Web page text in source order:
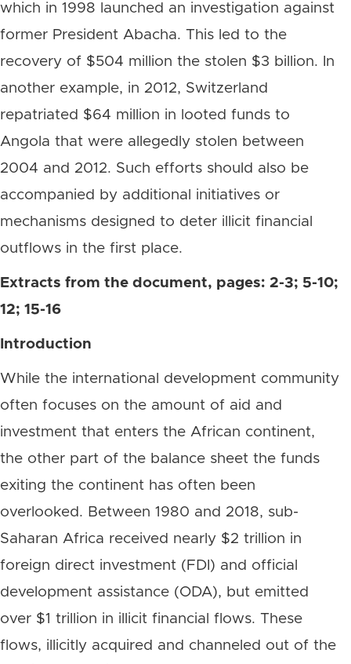
which in 1998 launched an investigation against
former President Abacha. This led to the
recovery of $504 million the stolen $3 billion. In
another example, in 2012, Switzerland
repatriated $64 million in looted funds to
Angola that were allegedly stolen between
2004 and 2012. Such efforts should also be
accompanied by additional initiatives or
mechanisms designed to deter illicit financial
outflows in the first place.
Extracts from the document, pages: 2-3; 5-10;
12; 15-16
Introduction
While the international development community
often focuses on the amount of aid and
investment that enters the African continent,
the other part of the balance sheet the funds
exiting the continent has often been
overlooked. Between 1980 and 2018, sub-
Saharan Africa received nearly $2 trillion in
foreign direct investment (FDI) and official
development assistance (ODA), but emitted
over $1 trillion in illicit financial flows. These
flows, illicitly acquired and channeled out of the